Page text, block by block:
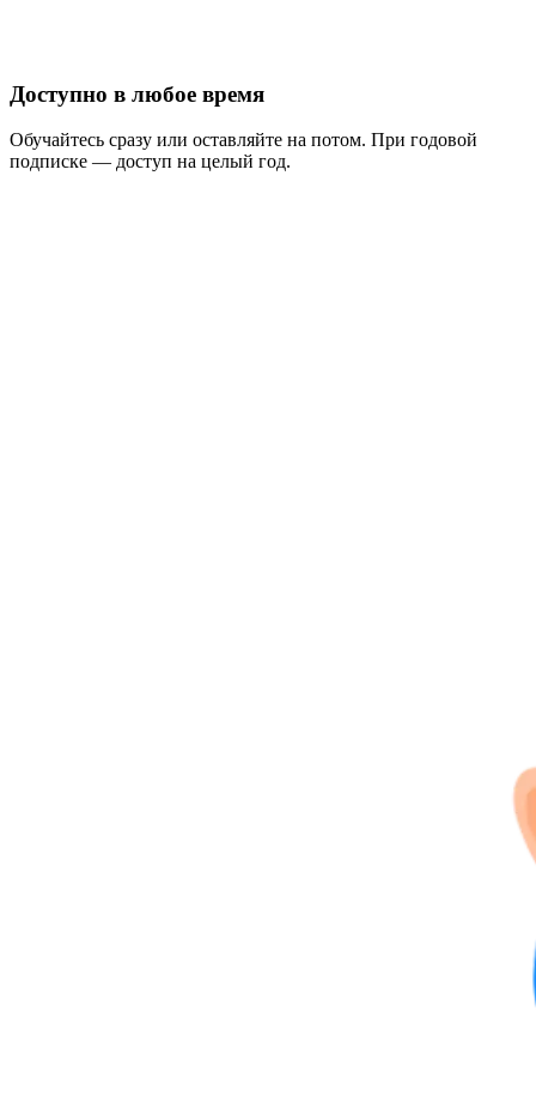
Доступно в любое время
Обучайтесь сразу или оставляйте на потом. При годовой
подписке — доступ на целый год.